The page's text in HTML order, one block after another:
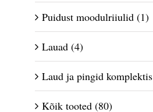
Puidust moodulriiulid (1)
Lauad (4)
Laud ja pingid komplektis
Kõik tooted (80)